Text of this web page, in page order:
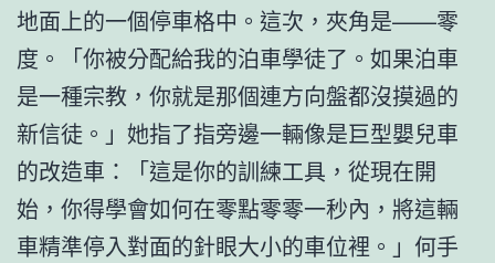
地面上的一個停車格中。這次，夾角是——零
度。「你被分配給我的泊車學徒了。如果泊車
是一種宗教，你就是那個連方向盤都沒摸過的
新信徒。」她指了指旁邊一輛像是巨型嬰兒車
的改造車：「這是你的訓練工具，從現在開
始，你得學會如何在零點零零一秒內，將這輛
車精準停入對面的針眼大小的車位裡。」何手